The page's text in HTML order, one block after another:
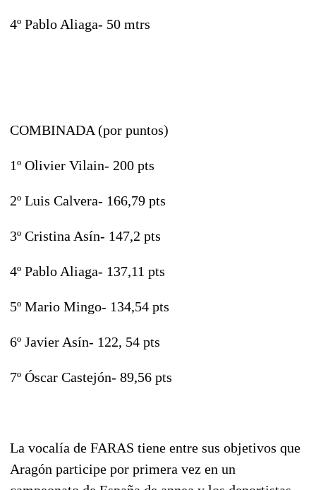
4º Pablo Aliaga- 50 mtrs
COMBINADA (por puntos)
1º Olivier Vilain- 200 pts
2º Luis Calvera- 166,79 pts
3º Cristina Asín- 147,2 pts
4º Pablo Aliaga- 137,11 pts
5º Mario Mingo- 134,54 pts
6º Javier Asín- 122, 54 pts
7º Óscar Castejón- 89,56 pts
La vocalía de FARAS tiene entre sus objetivos que
Aragón participe por primera vez en un